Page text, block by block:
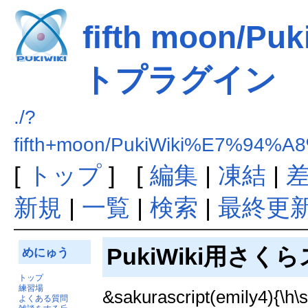
fifth moon/
トプラグイン
./?
fifth+moon/
[ トップ] [ 編集 | 凍結 |
新規 | 一覧 | 検索 | 最終更
めにゅう
トップ
練習場
よくある質問
PukiWiki用さくら